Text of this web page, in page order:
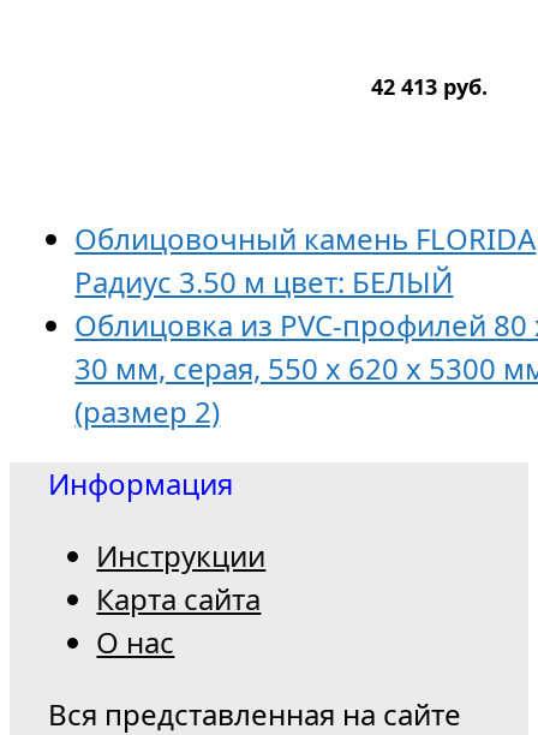
42 413 руб.
Облицовочный камень FLORIDA
Радиус 3.50 м цвет: БЕЛЫЙ
Облицовка из PVC-профилей 80
30 мм, серая, 550 х 620 х 5300
(размер 2)
Информация
Инструкции
Карта сайта
О нас
Вся представленная на сайте